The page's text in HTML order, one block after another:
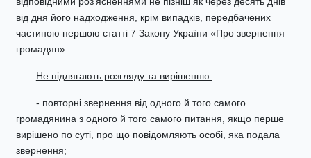
від дня його надходження, крім випадків, передбачених
частиною першою статті 7 Закону України «Про звернення
громадян».
Не підлягають розгляду та вирішенню:
- повторні звернення від одного й того самого
громадянина з одного й того самого питання, якщо перше
вирішено по суті, про що повідомляють особі, яка подала
звернення;